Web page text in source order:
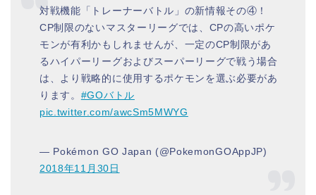
対戦機能「トレーナーバトル」の新情報その④！
CP制限のないマスターリーグでは、CPの高いポケ
モンが有利かもしれませんが、一定のCP制限があ
るハイパーリーグおよびスーパーリーグで戦う場合
は、より戦略的に使用するポケモンを選ぶ必要があ
ります。 #GOバトル
pic.twitter.com/awcSm5MWYG
— Pokémon GO Japan (@PokemonGOAppJP)
2018年11月30日